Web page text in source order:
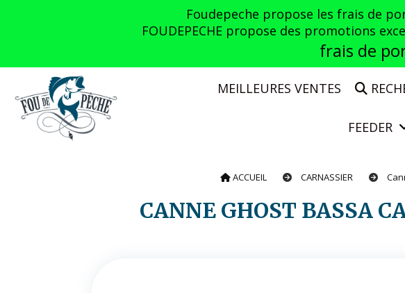
Foudepeche propose les frais de
FOUDEPECHE propose des promotions
frais de
MEILLEURES VENTES
FEEDER
ACCUEIL CARNASSIER
CANNE GHOST BASSA